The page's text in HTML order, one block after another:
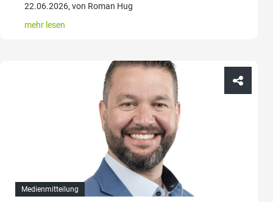
22.06.2026, von Roman Hug
mehr lesen
Medienmitteilung